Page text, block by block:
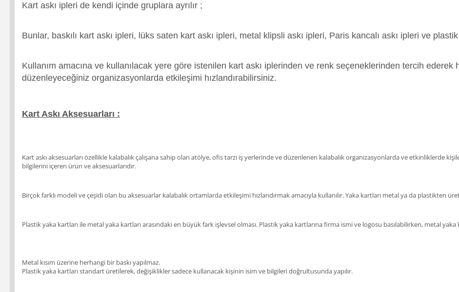
Kart askı ipleri de kendi içinde gruplara ayrılır ;
Bunlar, baskılı kart askı ipleri, lüks saten kart askı ipleri, metal klipsli askı ipleri, Paris kancalı askı ipleri ve
Kullanım amacına ve kullanılacak yere göre istenilen kart askı iplerinden ve renk seçeneklerinden tercih
düzenleyeceğiniz organizasyonlarda etkileşimi hızlandırabilirsiniz.
Kart Askı Aksesuarları :
Kart askı aksesuarları özellikle kalabalık çalışana sahip olan atölye, ofis tarzı iş yerlerinde ve düzenlenen kalabalık organizasyonlarda ve etkinliklerde
bilgilerini içeren ürün ve aksesuarlarıdır.
Birçok farklı modeli ve çeşidi olan bu aksesuarlar kalabalık ortamlarda etkileşimi hızlandırmak amacıyla kullanılır. Yaka kartları metal ya da plastikten
Plastik yaka kartları ile metal yaka kartları arasındaki en büyük fark işlevsel olması. Plastik yaka kartlarına firma ismi ve logosu basılabilirken, metal
Metal kısım üzerine herhangi bir baskı yapılmaz.
Plastik yaka kartları standart üretilerek, değişiklikler sadece kullanacak kişinin isim ve bilgileri doğrultusunda yapılır.